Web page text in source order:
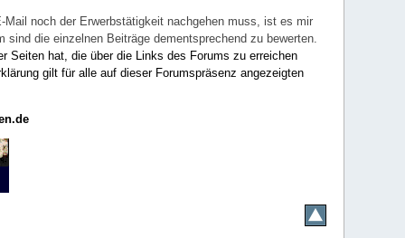
noch der Erwerbstätigkeit nachgehen muss, ist es mir
die einzelnen Beiträge dementsprechend zu bewerten.
Seiten hat, die über die Links des Forums zu erreichen
gilt für alle auf dieser Forumspräsenz angezeigten